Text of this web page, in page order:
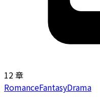
12 章
RomanceFantasyDrama